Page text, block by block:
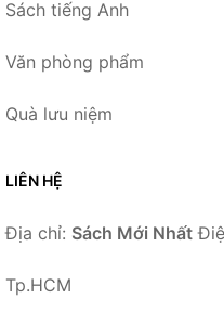
Sách tiếng Anh
Văn phòng phẩm
Quà lưu niệm
LIÊN HỆ
Địa chỉ: Sách Mới Nhất
Tp.HCM